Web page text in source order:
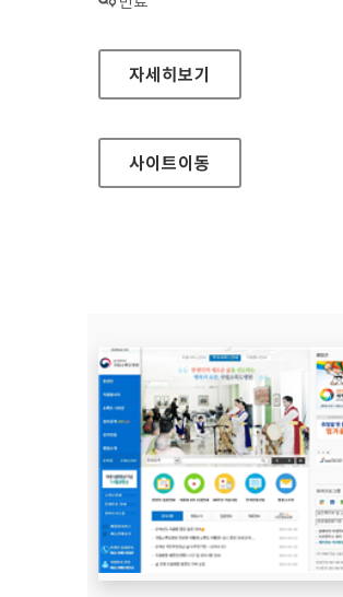
국립재활원 대표 홈페이지
자세히보기
사이트이동